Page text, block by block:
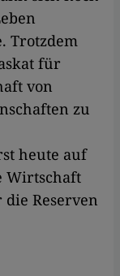
Trotzdem
für
von
zu
heute auf
Wirtschaft
Reserven